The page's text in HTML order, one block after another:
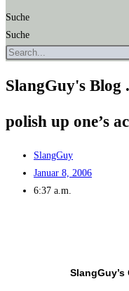
Suche
Suche
SlangGuy's Blog
polish up one’s
SlangGuy
Januar 8, 2006
6:37 a.m.